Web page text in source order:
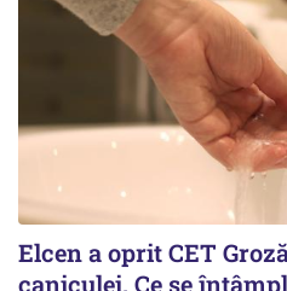
Elcen a oprit CET
caniculei. Ce se